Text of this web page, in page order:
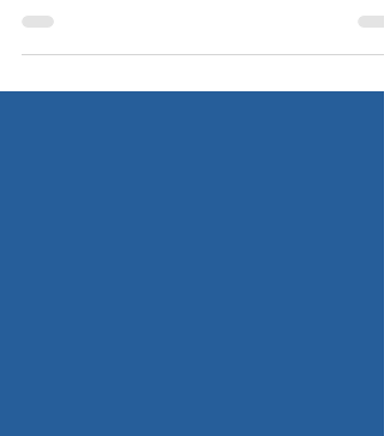
SharkByte #10: 250501-250525 안녕하세요! 스마일샤크의 전혜